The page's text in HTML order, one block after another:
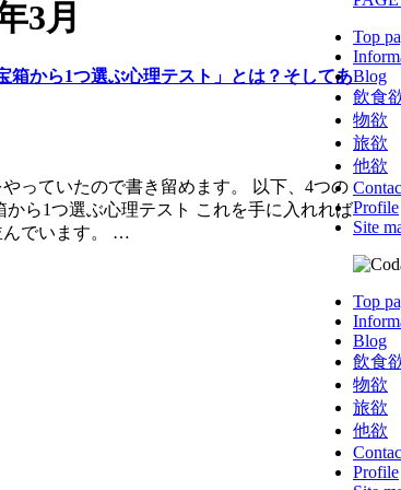
3月
箱から1つ選ぶ心理テスト」とは？そしてあ
っていたので書き留めます。 以下、4つの
ら1つ選ぶ心理テスト これを手に入れれば
んでいます。 …
Top
Blog
飲食
物欲
旅欲
他欲
Profile
Site
Top
Blog
飲食
物欲
旅欲
他欲
Profile